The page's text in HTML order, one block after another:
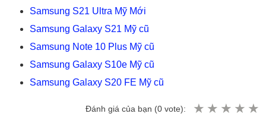
Samsung S21 Ultra Mỹ Mới
Samsung Galaxy S21 Mỹ cũ
Samsung Note 10 Plus Mỹ cũ
Samsung Galaxy S10e Mỹ cũ
Samsung Galaxy S20 FE Mỹ cũ
Đánh giá của bạn (0 vote):